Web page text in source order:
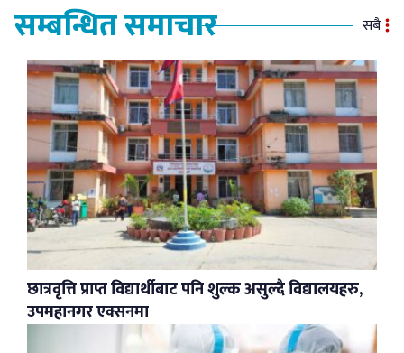
सम्बन्धित समाचार सबै
छात्रवृत्ति प्राप्त विद्यार्थीबाट पनि शुल्क असुल्दै विद्यालयहरु,
उपमहानगर एक्सनमा